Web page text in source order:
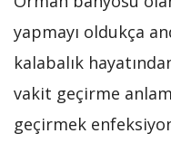
yapmayı oldukça
kalabalık
vakit geçirme
geçirmek